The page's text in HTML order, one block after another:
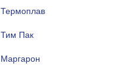
Термоплав
Тим Пак
Маргарон